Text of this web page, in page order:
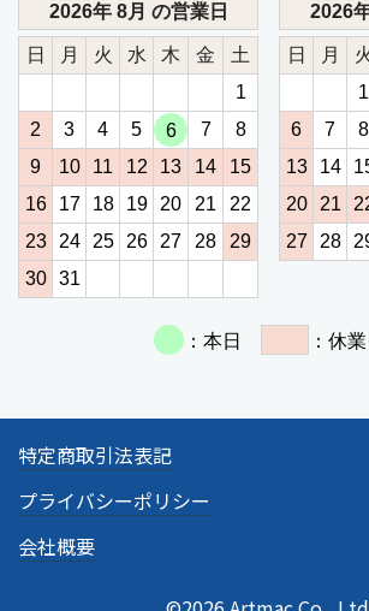
特定商取引法表記
プライバシーポリシー
会社概要